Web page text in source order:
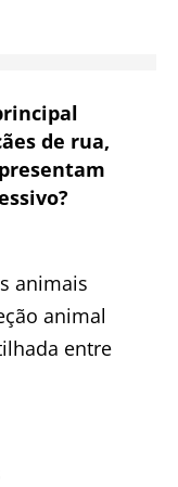
de rua,
animais
animal
entre